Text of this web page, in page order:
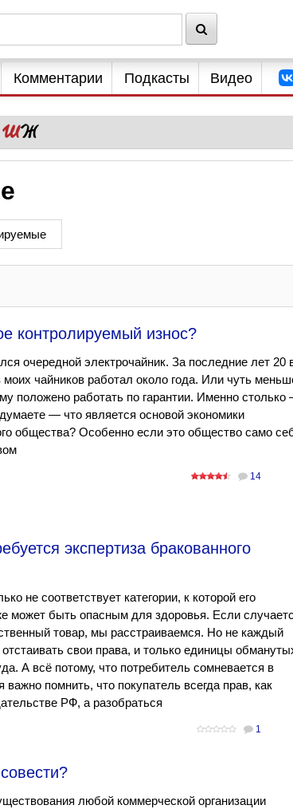
Комментарии Подкасты Видео
контролируемый износ?
очередной электрочайник. За последние лет 20
чайников работал около года. Или чуть
положено работать по гарантии. Именно
— что является основой экономики
общества? Особенно если это общество само
14
экспертиза бракованного
не соответствует категории, к которой его
может быть опасным для здоровья. Если
товар, мы расстраиваемся. Но не каждый
свои права, и только единицы
А всё потому, что потребитель сомневается в
важно помнить, что покупатель всегда прав, как
РФ, а разобраться
1
любой коммерческой организации